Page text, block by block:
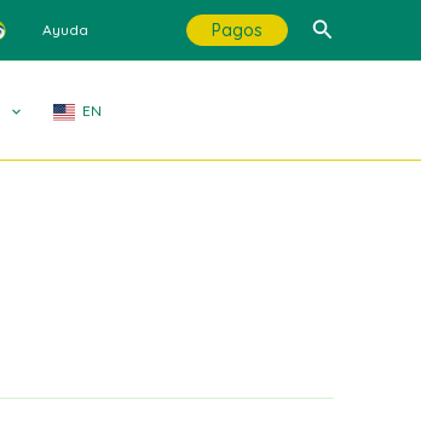
Ayuda Pagos Buscar
EN